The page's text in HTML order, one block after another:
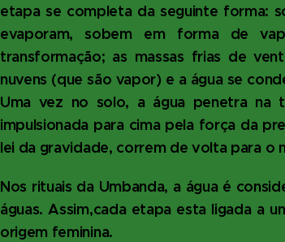
etapa se completa da seguinte forma:
evaporam, sobem em forma de
transformação; as massas frias de
nuvens (que são vapor) e a água se
Uma vez no solo, a água penetra na
impulsionada para cima pela força da
lei da gravidade, correm de volta para o
Nos rituais da Umbanda, a água é
águas. Assim,cada etapa esta ligada a
origem feminina.